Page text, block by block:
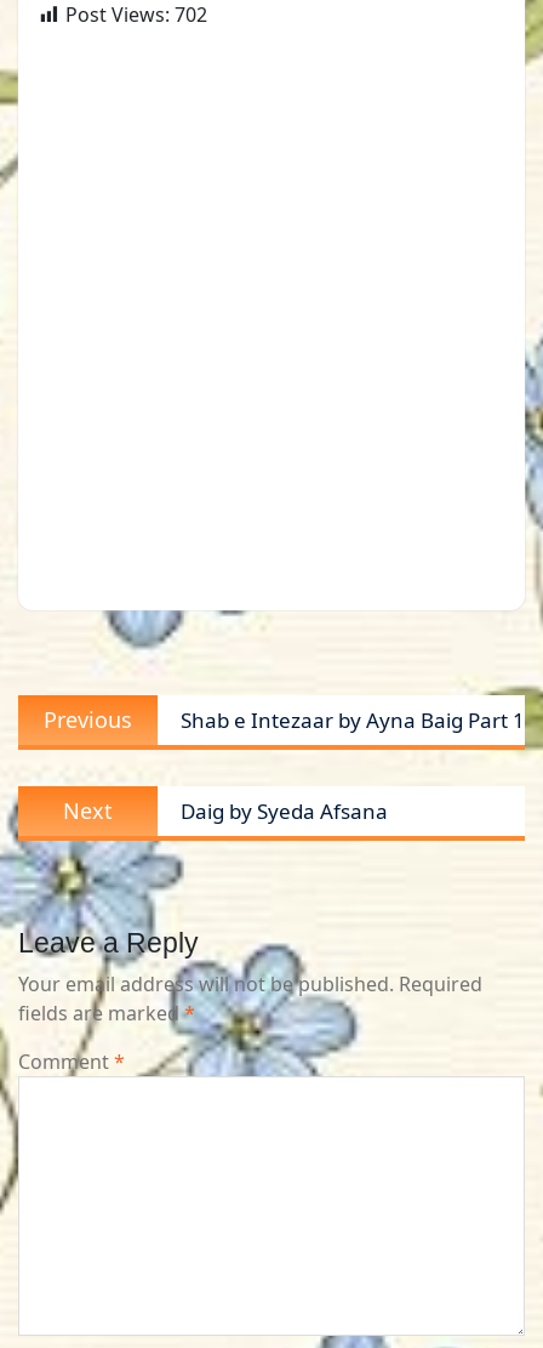
Post Views: 702
Post
navigation
Previous
post:
Shab e Intezaar by Ayna Baig Part 1
Next
post:
Daig by Syeda Afsana
Leave a Reply
Your email address will not be published. Required
fields are marked*
Comment*